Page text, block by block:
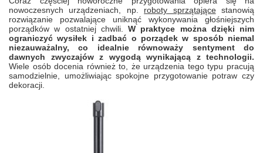
nowoczesnych urządzeniach, np. roboty sprzątającestanowią
rozwiązanie pozwalające uniknąć wykonywania głośniejszych
porządków w ostatniej chwili. W praktyce można dzięki nim
ograniczyć wysiłek i zadbać o porządek w sposób niemal
niezauważalny, co idealnie równoważy sentyment do
dawnych zwyczajów z wygodą wynikającą z technologii.
Wiele osób docenia również to, że urządzenia tego typu pracują
samodzielnie, umożliwiając spokojne przygotowanie potraw czy
dekoracji.